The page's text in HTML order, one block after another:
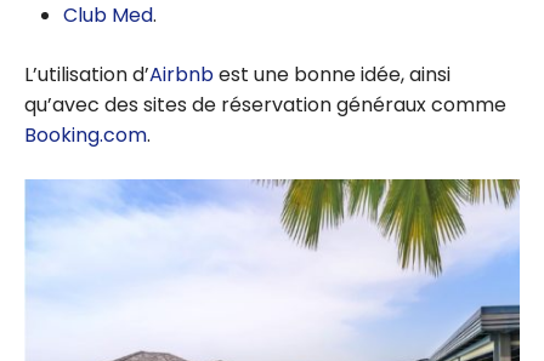
Club Med.
L’utilisation d’Airbnbest une bonne idée, ainsi
qu’avec des sites de réservation généraux comme
Booking.com.